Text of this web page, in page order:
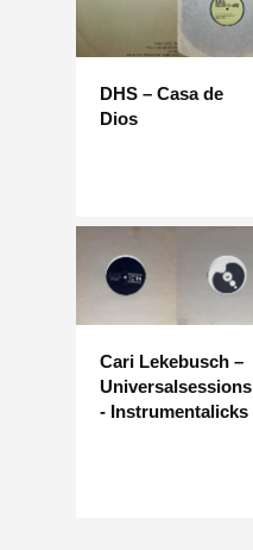
DHS – Casa de
Dios
Cari Lekebusch –
Universalsessions
- Instrumentalicks